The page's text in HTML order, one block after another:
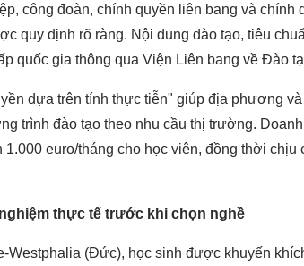
công đoàn, chính quyền liên bang và chính
quy định rõ ràng. Nội dung đào tạo, tiêu
quốc gia thông qua Viện Liên bang về Đào
dựa trên tính thực tiễn" giúp địa phương
trình đào tạo theo nhu cầu thị trường.
1.000 euro/tháng cho học viên, đồng thời
thực tế trước khi chọn nghề
Westphalia (Đức), học sinh được khuyến